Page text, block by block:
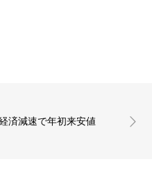
済減速で年初来安値